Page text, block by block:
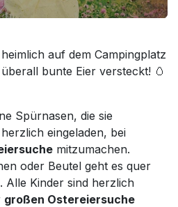
auf dem Campingplatz
bunte Eier versteckt! 🥚
Spürnasen, die sie
eingeladen, bei
mitzumachen.
oder Beutel geht es quer
Alle Kinder sind herzlich
großen Ostereiersuche